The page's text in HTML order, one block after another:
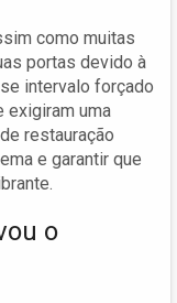
como muitas
portas devido à
intervalo forçado
exigiram uma
restauração
e garantir que
o